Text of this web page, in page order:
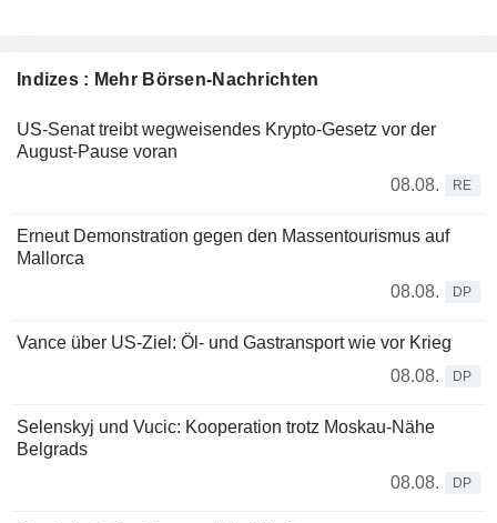
Indizes : Mehr Börsen-Nachrichten
US-Senat treibt wegweisendes Krypto-Gesetz vor der
August-Pause voran
08.08.
RE
Erneut Demonstration gegen den Massentourismus auf
Mallorca
08.08.
DP
Vance über US-Ziel: Öl- und Gastransport wie vor Krieg
08.08.
DP
Selenskyj und Vucic: Kooperation trotz Moskau-Nähe
Belgrads
08.08.
DP